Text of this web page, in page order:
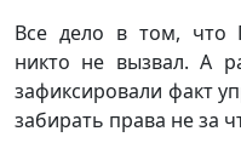
Все дело в том, что
никто не вызвал. А
зафиксировали факт
забирать права не за